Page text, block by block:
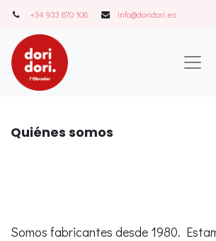
+34 933 870 108 info@doridori..es
Quiénes somos
Somos fabricantes desde 1980.